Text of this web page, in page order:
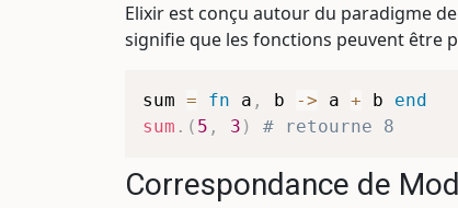
Elixir est conçu autour du paradigme
signifie que les fonctions peuvent être
sum = fn a , b -> a + b end
sum . ( 5 , 3 ) # retourne 8
Correspondance de